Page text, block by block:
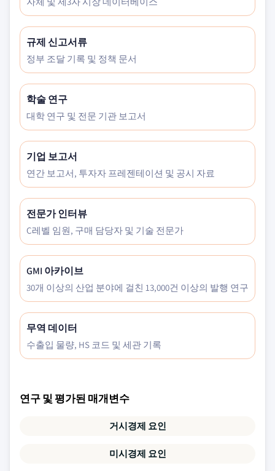
규제 신고서류
정부 조달 기록 및 정책 문서
학술 연구
대학 연구 및 전문 기관 보고서
기업 보고서
연간 보고서, 투자자 프레젠테이션 및 공시 자료
전문가 인터뷰
C레벨 임원, 구매 담당자 및 기술 전문가
GMI 아카이브
30개 이상의 산업 분야에 걸친 13,000건 이상의 발행 연구
무역 데이터
수출입 물량, HS 코드 및 세관 기록
연구 및 평가된 매개변수
거시경제 요인
미시경제 요인